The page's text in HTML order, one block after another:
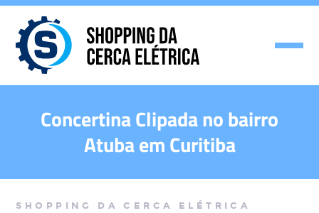
Concertina Clipada no bairro
Atuba em Curitiba
SHOPPING DA CERCA ELÉTRICA